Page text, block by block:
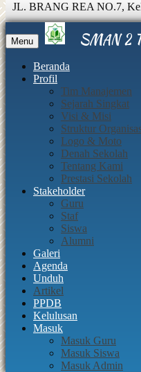
JL. BRANG REA NO.7,
Menu SMAN 2
Beranda
Profil
Tim Manajemen
Sejarah Singkat
Visi & Misi
Struktur
Logo & Moto
Denah Sekolah
Tentang Kami
Prestasi Sekolah
Stakeholder
Guru
Staf
Siswa
Alumni
Galeri
Agenda
Unduh
Artikel
PPDB
Kelulusan
Masuk
Masuk Guru
Masuk Siswa
Masuk Admin